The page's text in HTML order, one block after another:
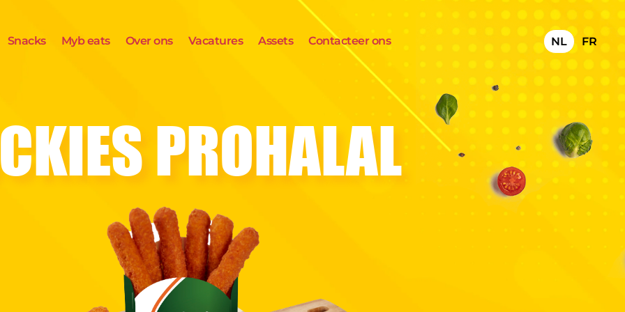
Snacks Myb eats Over ons Vacatures Assets Contacteer ons NL FR
PROHALAL